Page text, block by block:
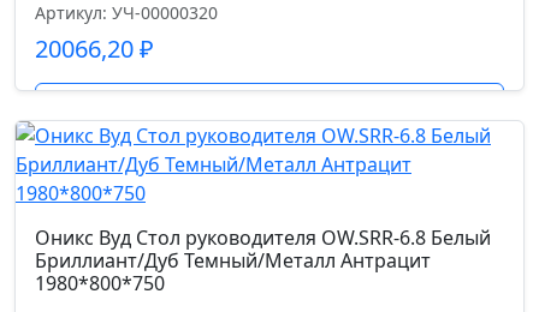
Страна производства
Китай
Допустимая нагрузка кг.
120.0
Код цвета
экокожа (556-14)
Артикул: УЧ-00000320
20066,20₽
Оникс Вуд Стол руководителя OW.SRR-6.8 Белый
Бриллиант/Дуб Темный/Металл Антрацит
1980*800*750